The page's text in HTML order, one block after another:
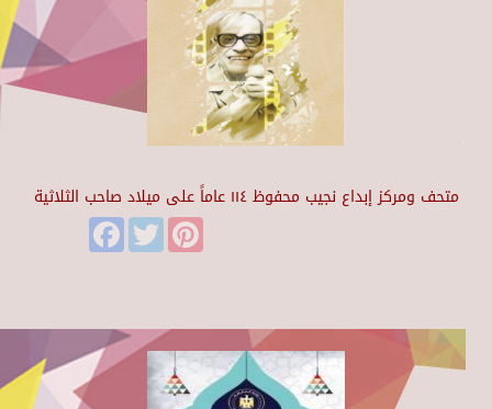
متحف ومركز إبداع نجيب محفوظ ١١٤ عاماً على ميلاد صاحب الثلاثية
FacebookTwitter